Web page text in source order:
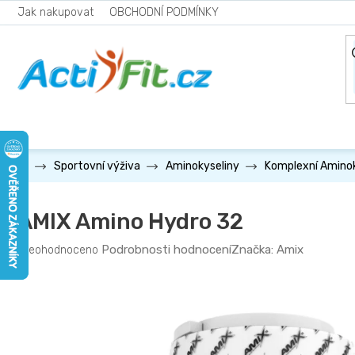
Přejít
na
Jak nakupovat OBCHODNÍ PODMÍNKY
Sportovní výživa Aminokyseliny Komplexní
AMIX Amino Hydro 32
Průměrné
hodnocení
produktu
Neohodnoceno Podrobnosti hodnoceníZnačka: Amix